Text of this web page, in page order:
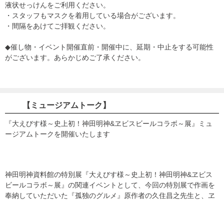
液状せっけんをご利用ください。
・スタッフもマスクを着用している場合がございます。
・間隔をあけてご拝観ください。
◆催し物・イベント開催直前・開催中に、延期・中止をする可能性
がございます。あらかじめご了承ください。
【ミュージアムトーク】
『大えびす様～史上初！神田明神&ヱビスビールコラボ～展』ミュ
ージアムトークを開催いたします
神田明神資料館の特別展『大えびす様～史上初！神田明神&ヱビス
ビールコラボ～展』の関連イベントとして、今回の特別展で作画を
奉納していただいた『孤独のグルメ』原作者の久住昌之先生と、ヱ